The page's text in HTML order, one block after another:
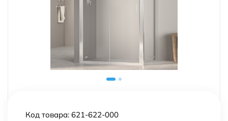
Код товара: 621-622-000